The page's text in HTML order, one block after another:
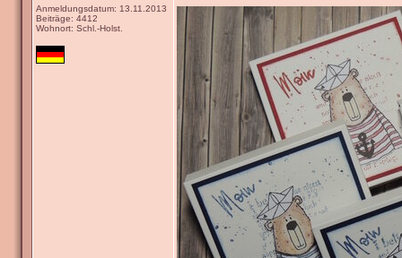
Anmeldungsdatum: 13.11.2013
Beiträge: 4412
Wohnort: Schl.-Holst.